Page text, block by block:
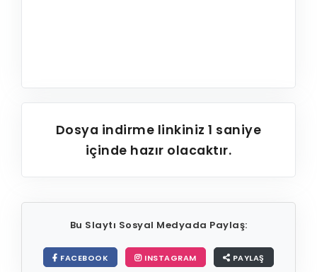
Dosya indirme linkiniz1 saniye
içinde hazır olacaktır.
Bu Slaytı Sosyal Medyada Paylaş:
FACEBOOK INSTAGRAM PAYLAŞ